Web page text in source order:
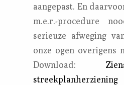
aangepast. En
m.e.r.-procedure
serieuze afweging
onze ogen overigens
Download: